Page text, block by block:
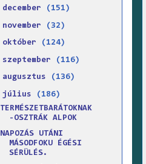
december (151)
november (32)
október (124)
szeptember (116)
augusztus (136)
július
(186)
TERMÉSZETBARÁTOKNAK
-OSZTRÁK ALPOK
NAPOZÁS UTÁNI
MÁSODFOKU ÉGÉSI
SÉRÜLÉS.